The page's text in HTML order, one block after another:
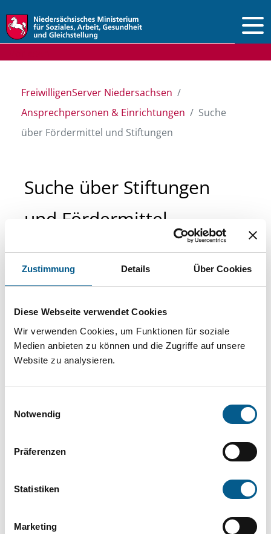
Zustimmung Details Über Cookies
Diese Webseite verwendet Cookies
Wir verwenden Cookies, um Funktionen für soziale
Medien anbieten zu können und die Zugriffe auf unsere
Website zu analysieren.
Notwendig
Präferenzen
Statistiken
Marketing
FreiwilligenServer Niedersachsen
Ansprechpersonen & Einrichtungen
Suche
über Fördermittel und Stiftungen
Suche über Stiftungen
und Fördermittel
Sie suchen finanzielle Unterstützung für ein
Projekt oder ein Vorhaben? Hier können Sie
Stiftungsdatenbank recherchieren. Bei der
Suche bitte die Groß- und Kleinschreibung
beachten.
können durch die Wahl von Bereichen oder
Suchen